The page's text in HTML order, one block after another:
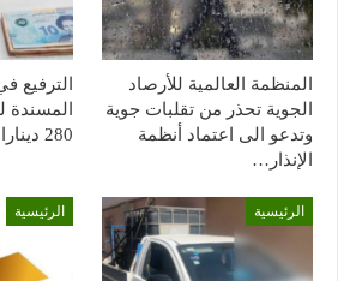
المنظمة العالمية للأرصاد
الجوية تحذر من تقلبات جوية
وتدعو الى اعتماد أنظمة
الإنذار…
الترفيع
المسندة
280 دينارا
الرئيسية الرئيسية